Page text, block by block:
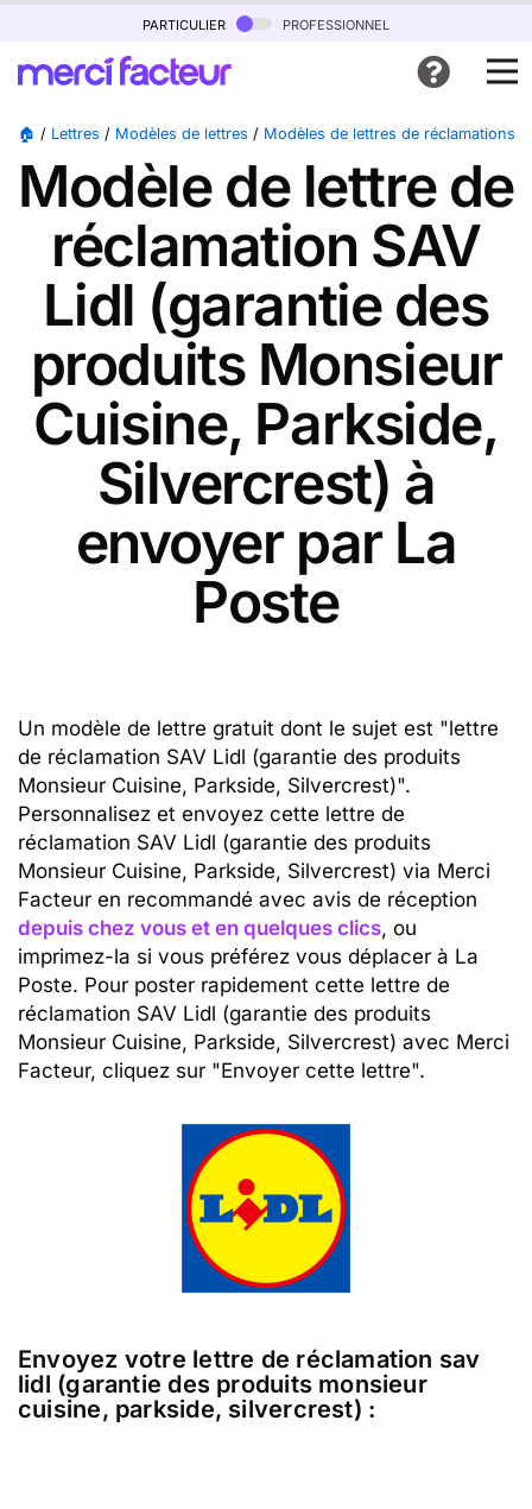
particulier professionnel
🏠 / Lettres / Modèles de lettres / Modèles de lettres de réclamations
Modèle de lettre de
réclamation SAV
Lidl (garantie des
produits Monsieur
Cuisine, Parkside,
Silvercrest) à
envoyer par La
Poste
Un modèle de lettre gratuit dont le sujet est "lettre
de réclamation SAV Lidl (garantie des produits
Monsieur Cuisine, Parkside, Silvercrest)".
Personnalisez et envoyez cette lettre de
réclamation SAV Lidl (garantie des produits
Monsieur Cuisine, Parkside, Silvercrest) via Merci
Facteur en recommandé avec avis de réception
depuis chez vous et en quelques clics, ou
imprimez-la si vous préférez vous déplacer à La
Poste. Pour poster rapidement cette lettre de
réclamation SAV Lidl (garantie des produits
Monsieur Cuisine, Parkside, Silvercrest) avec Merci
Facteur, cliquez sur "Envoyer cette lettre".
Envoyez votre lettre de réclamation sav
lidl (garantie des produits monsieur
cuisine, parkside, silvercrest) :